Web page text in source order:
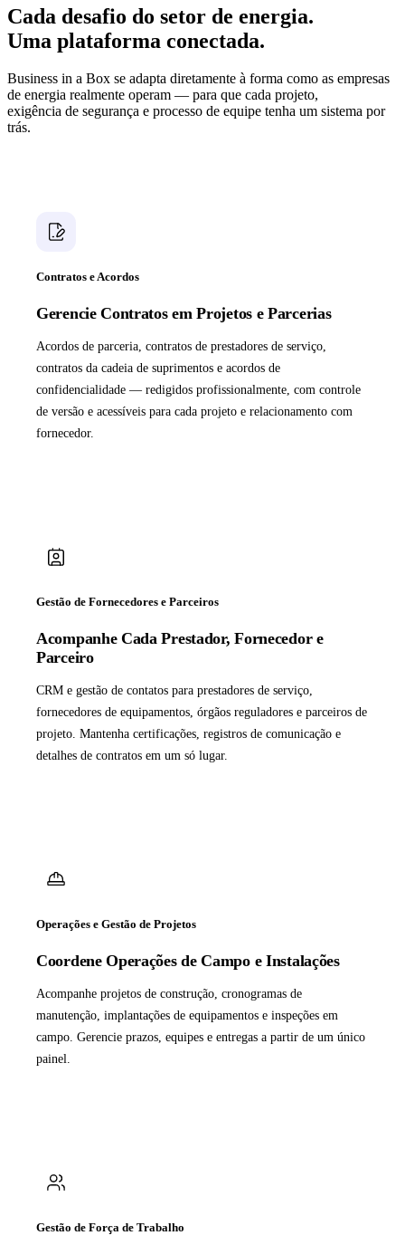
Cada desafio do setor de energia.
Uma plataforma conectada.
Business in a Box se adapta diretamente à forma como as empresas
de energia realmente operam — para que cada projeto,
exigência de segurança e processo de equipe tenha um sistema por
trás.
Contratos e Acordos
Gerencie Contratos em Projetos e Parcerias
Acordos de parceria, contratos de prestadores de serviço,
contratos da cadeia de suprimentos e acordos de
confidencialidade — redigidos profissionalmente, com controle
de versão e acessíveis para cada projeto e relacionamento com
fornecedor.
Gestão de Fornecedores e Parceiros
Acompanhe Cada Prestador, Fornecedor e
Parceiro
CRM e gestão de contatos para prestadores de serviço,
fornecedores de equipamentos, órgãos reguladores e parceiros de
projeto. Mantenha certificações, registros de comunicação e
detalhes de contratos em um só lugar.
Operações e Gestão de Projetos
Coordene Operações de Campo e Instalações
Acompanhe projetos de construção, cronogramas de
manutenção, implantações de equipamentos e inspeções em
campo. Gerencie prazos, equipes e entregas a partir de um único
painel.
Gestão de Força de Trabalho